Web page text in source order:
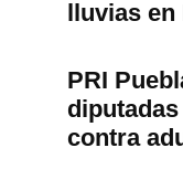
lluvias
PRI
contra